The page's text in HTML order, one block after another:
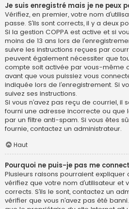
Je suis enregistré mais je ne peux
Vérifiez, en premier, votre nom
passe. S’ils sont corrects, il y a deux
Si la gestion COPPA est active et si
moins de 13 ans lors de
suivre les instructions reçues par
peuvent également nécessiter que
compte soit activée par vous-même
avant que vous puissiez vous
indiquée lors de l’enregistrement. Si
suivez ses instructions.
Si vous n’avez pas reçu de courriel, il
fourni une adresse incorrecte ou que
par un filtre anti-spam. Si vous êtes
fournie, contactez un administrateur.
Haut
Pourquoi ne puis-je pas me
Plusieurs raisons pourraient expliquer
vérifiez que votre nom d’utilisateur et
corrects. S’ils le sont, contactez un
vérifier que vous n’avez pas été